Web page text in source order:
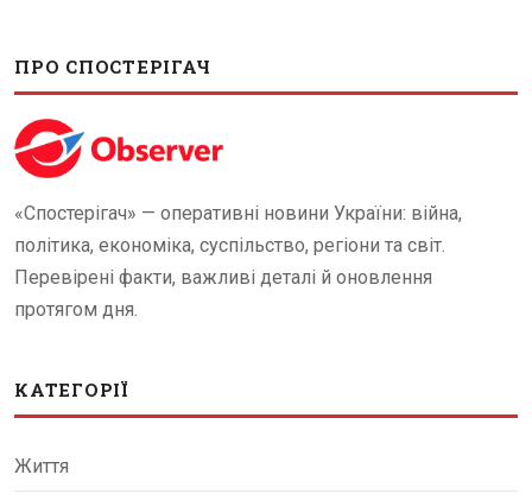
ПРО СПОСТЕРІГАЧ
«Спостерігач» — оперативні новини України: війна,
політика, економіка, суспільство, регіони та світ.
Перевірені факти, важливі деталі й оновлення
протягом дня.
КАТЕГОРІЇ
Життя